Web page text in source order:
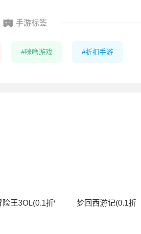
手游标签
咪噜游戏 折扣手游
升级版)
险王3OL(0.1折怀旧服)梦回西游记(0.1折